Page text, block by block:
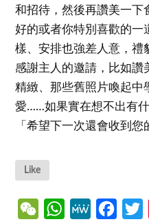
和招待，然後再讚美一下
好的或者你特別喜歡的一
樣、安排也強差人意，禮
感謝主人的邀請，比如讚
精緻、那些舊照片喚起中
愛……如果實在想不出有
「希望下一次還會收到您
Like
WeChatWhatsApp
MeWe